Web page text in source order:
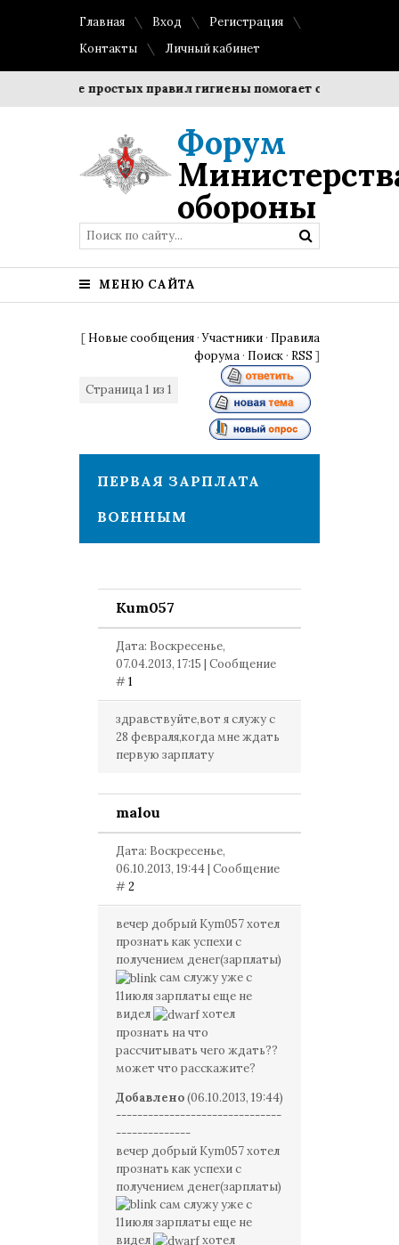
Главная Вход
Регистрация
Контакты
Личный кабинет
простых правил гигиены помогает сохранить
Форум
обороны
МЕНЮ САЙТА
[ Новые сообщения ·Участники · Правила
форума · Поиск · RSS ]
Страница1 из 1
ПЕРВАЯ ЗАРПЛАТА
ВОЕННЫМ
Kum057
Дата: Воскресенье,
07.04.2013, 17:15 | Сообщение
#1
здравствуйте,вот я служу с
28 февраля,когда мне ждать
первую зарплату
malou
Дата: Воскресенье,
06.10.2013, 19:44 | Сообщение
#2
вечер добрый Kym057 хотел
прознать как успехи с
получением денег(зарплаты)
сам служу уже с
11июля зарплаты еще не
видел
хотел
прознать на что
рассчитывать чего ждать??
может что расскажите?
Добавлено(06.10.2013, 19:44)
-------------------------------
--------------
вечер добрый Kym057 хотел
прознать как успехи с
получением денег(зарплаты)
сам служу уже с
11июля зарплаты еще не
видел
хотел